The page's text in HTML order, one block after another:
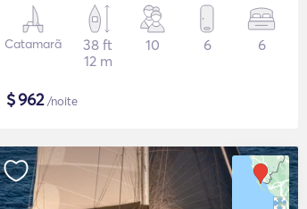
Catamarã
38 ft
12 m
10 6 6
$962/noite